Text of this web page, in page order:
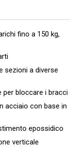
fino a 150 kg,
sezioni a diverse
per bloccare i bracci
acciaio con base in
epossidico
verticale